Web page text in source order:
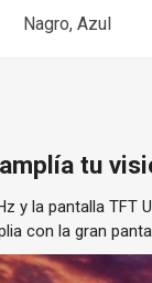
Nagro, Azul
tu
y la pantalla
con la gran